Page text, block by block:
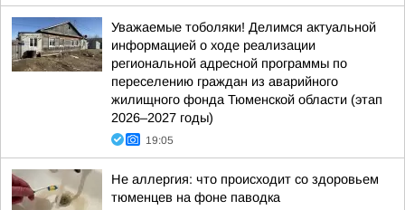
Уважаемые тоболяки! Делимся актуальной
информацией о ходе реализации
региональной адресной программы по
переселению граждан из аварийного
жилищного фонда Тюменской области (этап
2026–2027 годы)
19:05
Не аллергия: что происходит со здоровьем
тюменцев на фоне паводка